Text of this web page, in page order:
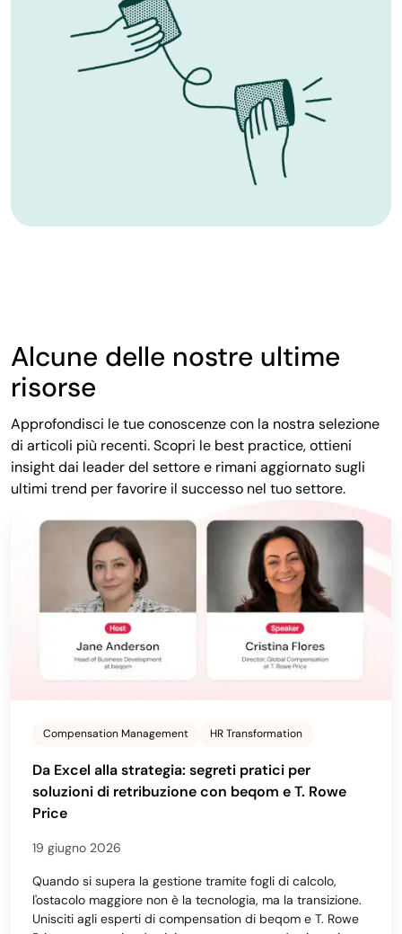
Alcune delle nostre ultime
risorse
Approfondisci le tue conoscenze con la nostra selezione
di articoli più recenti. Scopri le best practice, ottieni
insight dai leader del settore e rimani aggiornato sugli
ultimi trend per favorire il successo nel tuo settore.
Compensation Management HR Transformation
Da Excel alla strategia: segreti pratici per
soluzioni di retribuzione con beqom e T. Rowe
Price
19 giugno 2026
Quando si supera la gestione tramite fogli di calcolo,
l'ostacolo maggiore non è la tecnologia, ma la transizione.
Unisciti agli esperti di compensation di beqom e T. Rowe